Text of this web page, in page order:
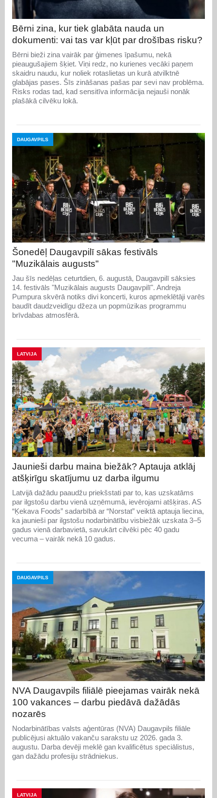
Bērni zina, kur tiek glabāta nauda un
dokumenti: vai tas var kļūt par drošības risku?
Bērni bieži zina vairāk par ģimenes īpašumu, nekā
pieaugušajiem šķiet. Viņi redz, no kurienes vecāki paņem
skaidru naudu, kur noliek rotaslietas un kurā atvilktnē
glabājas pases. Šīs zināšanas pašas par sevi nav problēma.
Risks rodas tad, kad sensitīva informācija nejauši nonāk
plašākā cilvēku lokā.
DAUGAVPILS
Šonedēļ Daugavpilī sākas festivāls
"Muzikālais augusts"
Jau šīs nedēļas ceturtdien, 6. augustā, Daugavpilī sāksies
14. festivāls "Muzikālais augusts Daugavpilī". Andreja
Pumpura skvērā notiks divi koncerti, kuros apmeklētāji varēs
baudīt daudzveidīgu džeza un popmūzikas programmu
brīvdabas atmosfērā.
LATVIJA
Jaunieši darbu maina biežāk? Aptauja atklāj
atšķirīgu skatījumu uz darba ilgumu
Latvijā dažādu paaudžu priekšstati par to, kas uzskatāms
par ilgstošu darbu vienā uzņēmumā, ievērojami atšķiras. AS
“Ķekava Foods” sadarbībā ar “Norstat” veiktā aptauja liecina,
ka jaunieši par ilgstošu nodarbinātību visbiežāk uzskata 3–5
gadus vienā darbavietā, savukārt cilvēki pēc 40 gadu
vecuma – vairāk nekā 10 gadus.
DAUGAVPILS
NVA Daugavpils filiālē pieejamas vairāk nekā
100 vakances – darbu piedāvā dažādās
nozarēs
Nodarbinātības valsts aģentūras (NVA) Daugavpils filiāle
publicējusi aktuālo vakanču sarakstu uz 2026. gada 3.
augustu. Darba devēji meklē gan kvalificētus speciālistus,
gan dažādu profesiju strādniekus.
LATVIJA